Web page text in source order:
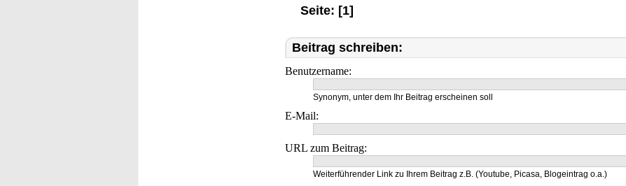
Seite: [1]
Beitrag schreiben:
Benutzername:
Synonym, unter dem Ihr Beitrag erscheinen soll
E-Mail:
URL zum Beitrag:
Weiterführender Link zu Ihrem Beitrag z.B. (Youtube, Picasa, Blogeintrag o.a.)